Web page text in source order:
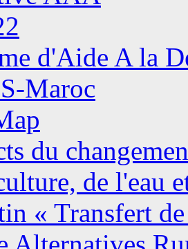
d'Aide A la
Maroc
du
de l'eau
« Transfert